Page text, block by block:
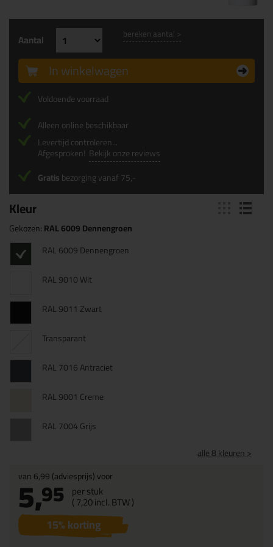
Kleur
Gekozen:RAL 6009 Dennengroen
RAL 6009 Dennengroen
RAL 9010 Wit
RAL 9011 Zwart
Transparant
RAL 7016 Antraciet
RAL 9001 Creme
RAL 7004 Grijs
alle 8 kleuren >
van6,99(adviesprijs) voor
5,95 per stuk
(7,20incl. BTW )
15% korting
Aantal bereken aantal >
In winkelwagen
Voldoende voorraad
Alleen online beschikbaar
Levertijd controleren...
Afgesproken! Bekijk onze reviews
Gratisbezorging vanaf 75,-